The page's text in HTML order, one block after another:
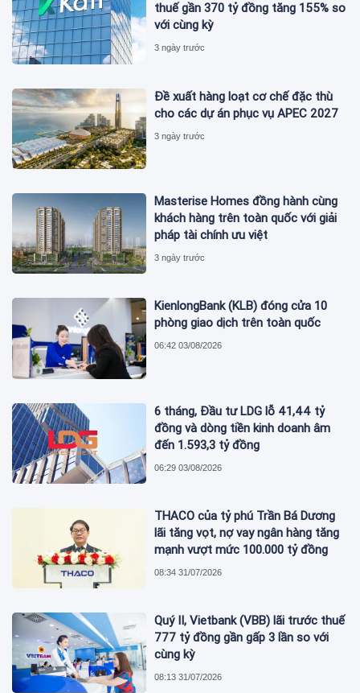
thuế gần 370 tỷ đồng tăng 155% so
với cùng kỳ
3 ngày trước
Đề xuất hàng loạt cơ chế đặc thù
cho các dự án phục vụ APEC 2027
3 ngày trước
Masterise Homes đồng hành cùng
khách hàng trên toàn quốc với giải
pháp tài chính ưu việt
3 ngày trước
KienlongBank (KLB) đóng cửa 10
phòng giao dịch trên toàn quốc
06:42 03/08/2026
6 tháng, Đầu tư LDG lỗ 41,44 tỷ
đồng và dòng tiền kinh doanh âm
đến 1.593,3 tỷ đồng
06:29 03/08/2026
THACO của tỷ phú Trần Bá Dương
lãi tăng vọt, nợ vay ngân hàng tăng
mạnh vượt mức 100.000 tỷ đồng
08:34 31/07/2026
Quý II, Vietbank (VBB) lãi trước thuế
777 tỷ đồng gần gấp 3 lần so với
cùng kỳ
08:13 31/07/2026